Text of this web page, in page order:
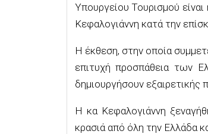
Υπουργείου Τουρισμού
Κεφαλογιάννη κατά την
Η έκθεση, στην οποία
επιτυχή προσπάθεια των
δημιουργήσουν εξαιρετικής
Η κα Κεφαλογιάννη
κρασιά από όλη την Ελλάδα